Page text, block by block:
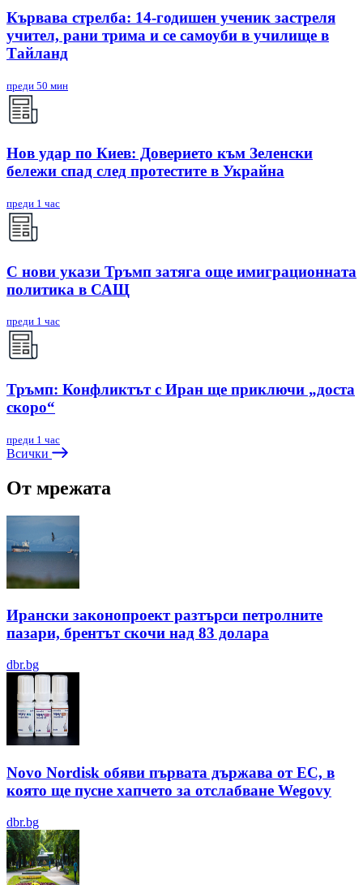
Кървава стрелба: 14-годишен ученик застреля
учител, рани трима и се самоуби в училище в
Тайланд
преди 50 мин
Нов удар по Киев: Доверието към Зеленски
бележи спад след протестите в Украйна
преди 1 час
С нови укази Тръмп затяга още имиграционната
политика в САЩ
преди 1 час
Тръмп: Конфликтът с Иран ще приключи „доста
скоро“
преди 1 час
Всички
От мрежата
Ирански законопроект разтърси петролните
пазари, брентът скочи над 83 долара
dbr.bg
Novo Nordisk обяви първата държава от ЕС, в
която ще пусне хапчето за отслабване Wegovy
dbr.bg